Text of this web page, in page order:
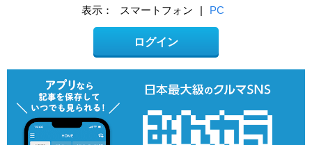
表示： スマートフォン | PC
ログイン